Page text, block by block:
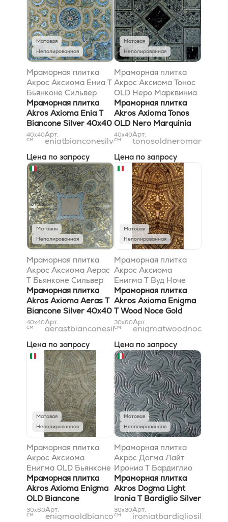
Матовая
Неполированная
Мраморная плитка
Акрос Аксиома Ениа T
Бьянконе Сильвер
40x40
Мраморная плитка
Akros Axioma Enia T
Biancone Silver 40x40
40x40
см
Арт.
eniatbianconesilver40x40
Цена по запросу
Матовая
Неполированная
Мраморная плитка
Акрос Аксиома Тонос
OLD Неро Марквиниа
40x40
Мраморная плитка
Akros Axioma Tonos
OLD Nero Marquinia
40x40
40x40
см
Арт.
Цена по запросу
Матовая
Неполированная
Мраморная плитка
Акрос Аксиома Аерас
T Бьянконе Сильвер
40x40
Мраморная плитка
Akros Axioma Aeras T
Biancone Silver 40x40
40x40
см
Арт.
aerastbianconesilver40x40
Цена по запросу
Матовая
Неполированная
Мраморная плитка
Акрос Аксиома
Енигма T Вуд Ноче
Голд 30,5x52,8
Мраморная плитка
Akros Axioma Enigma
T Wood Noce Gold
30,5x52,8
30x60
см
Арт.
Цена по запросу
Матовая
Неполированная
Мраморная плитка
Акрос Аксиома
Енигма OLD Бьянконе
30,5x52,8
Мраморная плитка
Akros Axioma Enigma
OLD Biancone
30,5x52,8
30x60
см
Арт.
enigmaoldbiancone31x53
Матовая
Неполированная
Мраморная плитка
Акрос Догма Лайт
Ирониа T Бардиглио
Сильвер 30,5x30,5
Мраморная плитка
Akros Dogma Light
Ironia T Bardiglio Silver
30,5x30,5
30x30
см
Арт.